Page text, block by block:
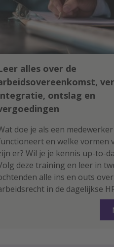
alles over de
ontslag en
doe je als een
en welke vormen
er? Wil je je kennis up-to-
deze training en leer in
alle ins en outs over
in de dagelijkse